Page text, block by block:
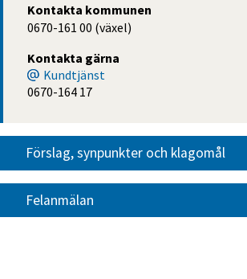
Kontakta kommunen
0670-161 00 (växel)
Kontakta gärna
Kundtjänst
0670-164 17
Förslag, synpunkter och klagomål
Felanmälan